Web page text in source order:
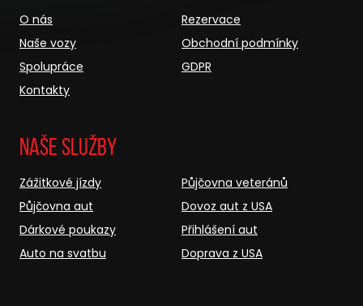
O nás
Naše vozy
Spolupráce
Kontakty
Rezervace
Obchodní podmínky
GDPR
Naše služby
Zážitkové jízdy
Půjčovna aut
Dárkové poukazy
Auto na svatbu
Půjčovna veteránů
Dovoz aut z USA
Přihlášení aut
Doprava z USA